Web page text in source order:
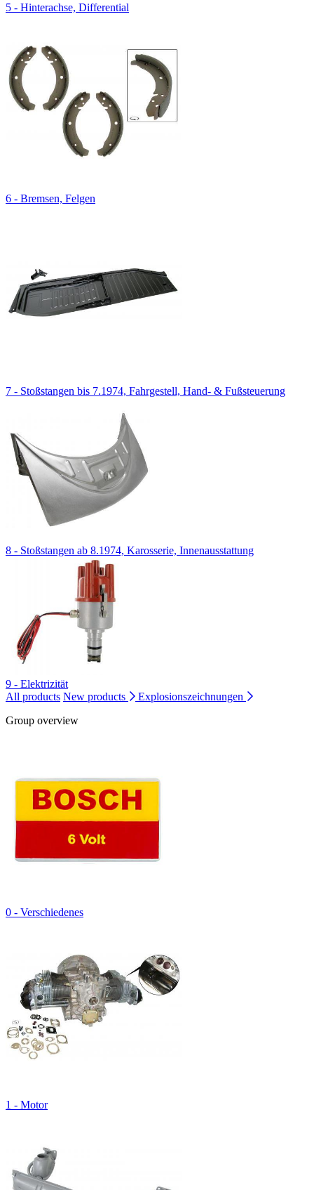
5 - Hinterachse, Differential
6 - Bremsen, Felgen
7 - Stoßstangen bis 7.1974, Fahrgestell, Hand- & Fußsteuerung
8 - Stoßstangen ab 8.1974, Karosserie, Innenausstattung
9 - Elektrizität
All products New products
Explosionszeichnungen
Group overview
0 - Verschiedenes
1 - Motor